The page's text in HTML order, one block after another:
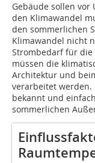
Gebäude sollen
den Klimawandel
den sommerlichen
Klimawandel nicht
Strombedarf für die
müssen die
Architektur und
verarbeitet
bekannt und
sommerlichen